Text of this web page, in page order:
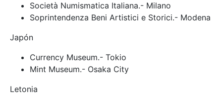
Società Numismatica Italiana.- Milano
Soprintendenza Beni Artistici e Storici.- Modena
Japón
Currency Museum.- Tokio
Mint Museum.- Osaka City
Letonia